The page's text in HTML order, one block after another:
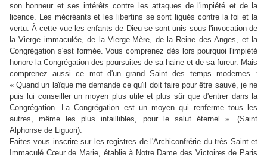
son honneur et ses intérêts contre les attaques de l'impiété et de la
licence. Les mécréants et les libertins se sont ligués contre la foi et la
vertu. À cette vue les enfants de Dieu se sont unis sous l'invocation de
la Vierge immaculée, de la Vierge-Mère, de la Reine des Anges, et la
Congrégation s'est formée. Vous comprenez dès lors pourquoi l'impiété
honore la Congrégation des poursuites de sa haine et de sa fureur. Mais
comprenez aussi ce mot d'un grand Saint des temps modernes :
« Quand un laïque me demande ce qu'il doit faire pour être sauvé, je ne
puis lui conseiller un moyen plus utile et plus sûr que d'entrer dans la
Congrégation. La Congrégation est un moyen qui renferme tous les
autres, même les plus infaillibles, pour le salut éternel ». (Saint
Alphonse de Liguori).
Faites-vous inscrire sur les registres de l'Archiconfrérie du très Saint et
Immaculé Cœur de Marie, établie à Notre Dame des Victoires de Paris